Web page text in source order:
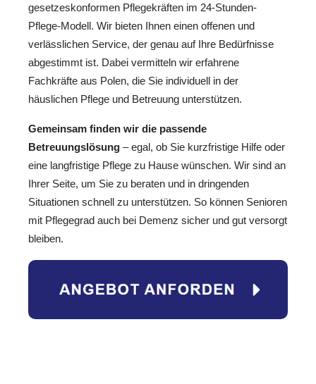
gesetzeskonformen Pflegekräften im 24-Stunden-
Pflege-Modell. Wir bieten Ihnen einen offenen und
verlässlichen Service, der genau auf Ihre Bedürfnisse
abgestimmt ist. Dabei vermitteln wir erfahrene
Fachkräfte aus Polen, die Sie individuell in der
häuslichen Pflege und Betreuung unterstützen.
Gemeinsam finden wir die passende
Betreuungslösung – egal, ob Sie kurzfristige Hilfe oder
eine langfristige Pflege zu Hause wünschen. Wir sind an
Ihrer Seite, um Sie zu beraten und in dringenden
Situationen schnell zu unterstützen. So können Senioren
mit Pflegegrad auch bei Demenz sicher und gut versorgt
bleiben.